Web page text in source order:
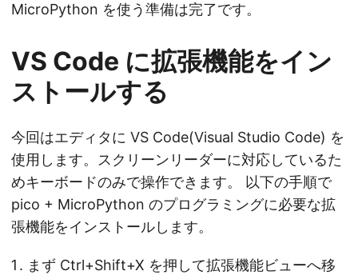
MicroPython を使う準備は完了です。
VS Code に拡張機能をイン
ストールする
今回はエディタに VS Code(Visual Studio Code) を
使用します。スクリーンリーダーに対応しているた
めキーボードのみで操作できます。 以下の手順で
pico + MicroPython のプログラミングに必要な拡
張機能をインストールします。
まず Ctrl+Shift+X を押して拡張機能ビューへ移